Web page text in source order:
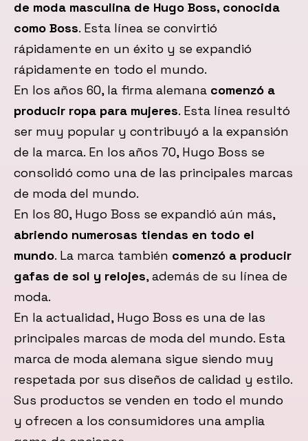
de moda masculina de Hugo Boss, conocida
como Boss. Esta línea se convirtió
rápidamente en un éxito y se expandió
rápidamente en todo el mundo.
En los años 60, la firma alemana comenzó a
producir ropa para mujeres. Esta línea resultó
ser muy popular y contribuyó a la expansión
de la marca. En los años 70, Hugo Boss se
consolidó como una de las principales marcas
de moda del mundo.
En los 80, Hugo Boss se expandió aún más,
abriendo numerosas tiendas en todo el
mundo. La marca también comenzó a producir
gafas de sol y relojes, además de su línea de
moda.
En la actualidad, Hugo Boss es una de las
principales marcas de moda del mundo. Esta
marca de moda alemana sigue siendo muy
respetada por sus diseños de calidad y estilo.
Sus productos se venden en todo el mundo
y ofrecen a los consumidores una amplia